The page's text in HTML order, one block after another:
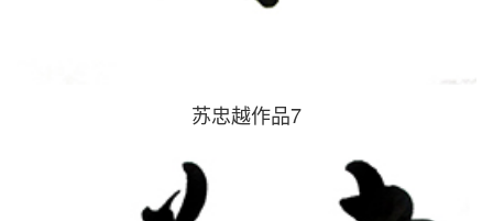
苏忠越作品7